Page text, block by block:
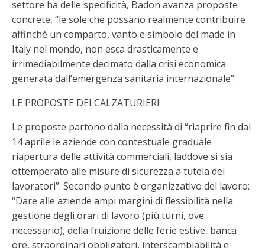
settore ha delle specificità, Badon avanza proposte
concrete, “le sole che possano realmente contribuire
affinché un comparto, vanto e simbolo del made in
Italy nel mondo, non esca drasticamente e
irrimediabilmente decimato dalla crisi economica
generata dall’emergenza sanitaria internazionale”.
LE PROPOSTE DEI CALZATURIERI
Le proposte partono dalla necessità di “riaprire fin dal
14 aprile le aziende con contestuale graduale
riapertura delle attività commerciali, laddove si sia
ottemperato alle misure di sicurezza a tutela dei
lavoratori”. Secondo punto è organizzativo del lavoro:
“Dare alle aziende ampi margini di flessibilità nella
gestione degli orari di lavoro (più turni, ove
necessario), della fruizione delle ferie estive, banca
ore, straordinari obbligatori, interscambiabilità e